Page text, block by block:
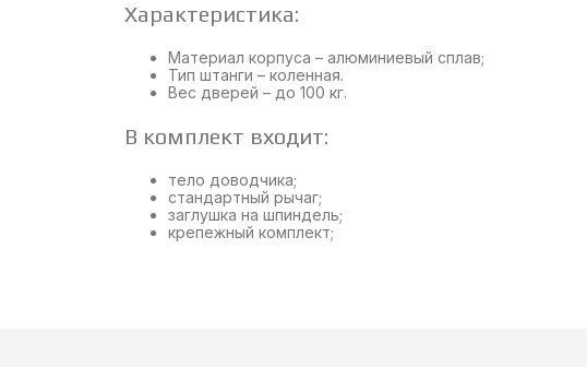
Характеристика:
Материал корпуса – алюминиевый сплав;
Тип штанги – коленная.
Вес дверей – до 100 кг.
В комплект входит:
тело доводчика;
стандартный рычаг;
заглушка на шпиндель;
крепежный комплект;